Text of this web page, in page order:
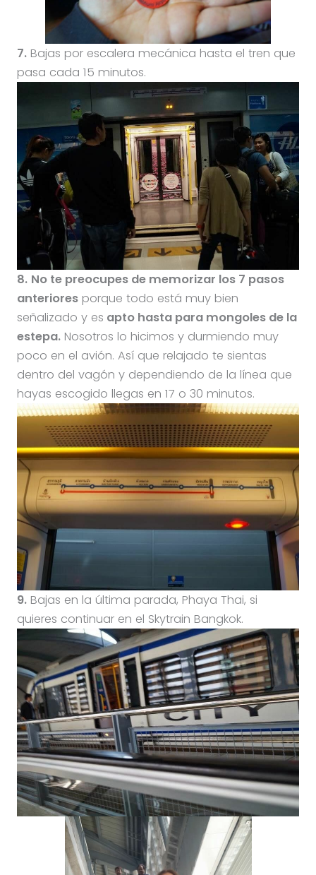
7.Bajas por escalera mecánica hasta el tren que
pasa cada 15 minutos.
8. No te preocupes de memorizar los 7 pasos
anterioresporque todo está muy bien
señalizado y es apto hasta para mongoles de la
estepa.Nosotros lo hicimos y durmiendo muy
poco en el avión. Así que relajado te sientas
dentro del vagón y dependiendo de la línea que
hayas escogido llegas en 17 o 30 minutos.
9.Bajas en la última parada, Phaya Thai, si
quieres continuar en el Skytrain Bangkok.